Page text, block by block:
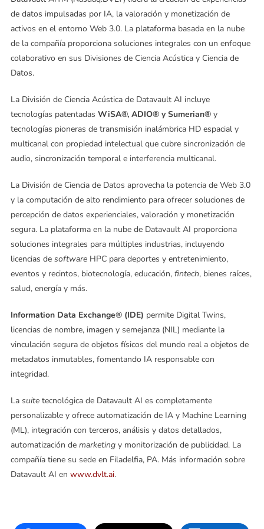
de datos impulsadas por IA, la valoración y monetización de
activos en el entorno Web 3.0. La plataforma basada en la nube
de la compañía proporciona soluciones integrales con un enfoque
colaborativo en sus Divisiones de Ciencia Acústica y Ciencia de
Datos.
La División de Ciencia Acústica de Datavault AI incluye
tecnologías patentadas WiSA®, ADIO® y Sumerian®y
tecnologías pioneras de transmisión inalámbrica HD espacial y
multicanal con propiedad intelectual que cubre sincronización de
audio, sincronización temporal e interferencia multicanal.
La División de Ciencia de Datos aprovecha la potencia de Web 3.0
y la computación de alto rendimiento para ofrecer soluciones de
percepción de datos experienciales, valoración y monetización
segura. La plataforma en la nube de Datavault AI proporciona
soluciones integrales para múltiples industrias, incluyendo
licencias de softwareHPC para deportes y entretenimiento,
eventos y recintos, biotecnología, educación, fintech, bienes raíces,
salud, energía y más.
Information Data Exchange® (IDE) permite Digital Twins,
licencias de nombre, imagen y semejanza (NIL) mediante la
vinculación segura de objetos físicos del mundo real a objetos de
metadatos inmutables, fomentando IA responsable con
integridad.
La suitetecnológica de Datavault AI es completamente
personalizable y ofrece automatización de IA y Machine Learning
(ML), integración con terceros, análisis y datos detallados,
automatización de marketingy monitorización de publicidad. La
compañía tiene su sede en Filadelfia, PA. Más información sobre
Datavault AI en www.dvlt.ai.